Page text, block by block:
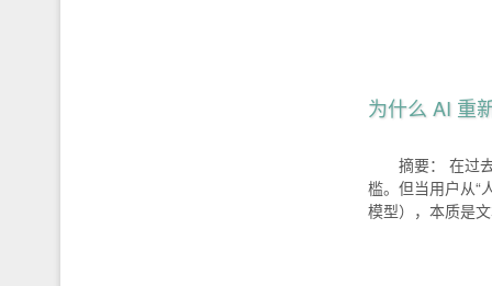
为什么 AI 重
摘要： 在过
槛。但当用户从“
模型），本质是